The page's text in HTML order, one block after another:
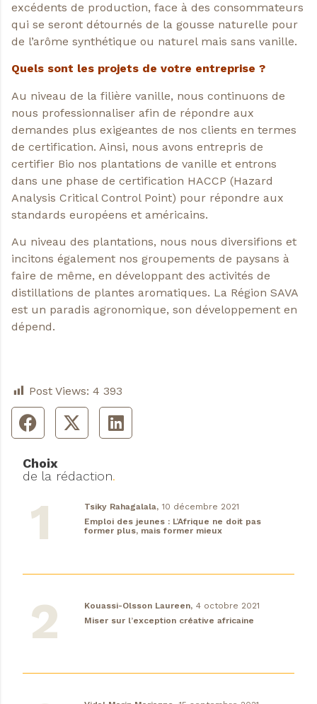
excédents de production, face à des consommateurs
qui se seront détournés de la gousse naturelle pour
de l’arôme synthétique ou naturel mais sans vanille.
Quels sont les projets de votre entreprise ?
Au niveau de la filière vanille, nous continuons de
nous professionnaliser afin de répondre aux
demandes plus exigeantes de nos clients en termes
de certification. Ainsi, nous avons entrepris de
certifier Bio nos plantations de vanille et entrons
dans une phase de certification HACCP (Hazard
Analysis Critical Control Point) pour répondre aux
standards européens et américains.
Au niveau des plantations, nous nous diversifions et
incitons également nos groupements de paysans à
faire de même, en développant des activités de
distillations de plantes aromatiques. La Région SAVA
est un paradis agronomique, son développement en
dépend.
Post Views: 4 393
Choix
de la rédaction.
Tsiky Rahagalala, 10 décembre 2021
Emploi des jeunes : L’Afrique ne doit pas
former plus, mais former mieux
Kouassi-Olsson Laureen, 4 octobre 2021
Miser sur l’exception créative africaine